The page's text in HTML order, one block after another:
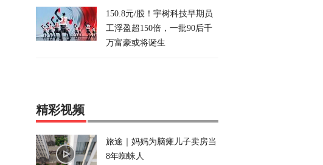
150.8元/股！宇树科技早期员
工浮盈超150倍，一批90后千
万富豪或将诞生
精彩视频
旅途｜妈妈为脑瘫儿子卖房当
8年蜘蛛人